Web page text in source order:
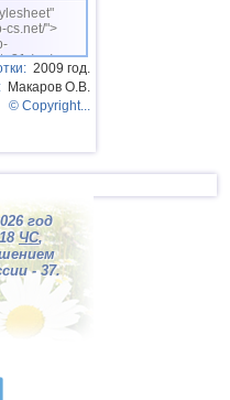
cs.net/">
/></a>
2009 год.
Макаров О.В.
© Copyright...
год
ЧС,
- 37.